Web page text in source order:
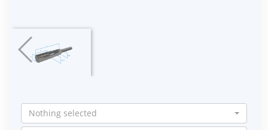
Nothing selected